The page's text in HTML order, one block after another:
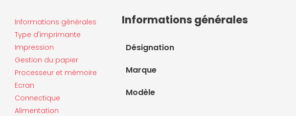
Informations générales
Type d'imprimante
Impression
Gestion du papier
Processeur et mémoire
Ecran
Connectique
Alimentation
Informations générales
Désignation
Marque
Modèle